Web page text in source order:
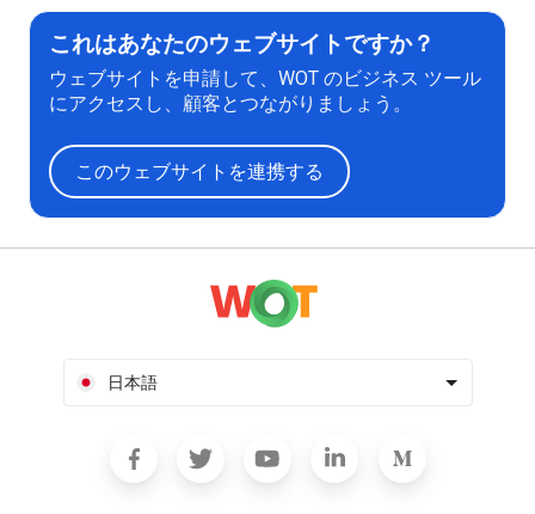
これはあなたのウェブサイトですか？
ウェブサイトを申請して、WOT のビジネス ツール
にアクセスし、顧客とつながりましょう。
このウェブサイトを連携する
日本語